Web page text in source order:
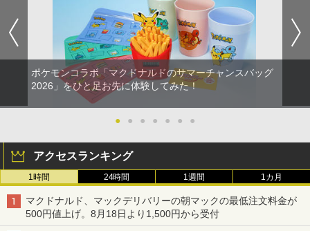
ポケモンコラボ「マクドナルドのサマーチャンスバッグ
2026」をひと足お先に体験してみた！
● ● ● ● ● ● ●
アクセスランキング
1時間 24時間 1週間 1カ月
マクドナルド、マックデリバリーの朝マックの最低注文料金が
500円値上げ。8月18日より1,500円から受付